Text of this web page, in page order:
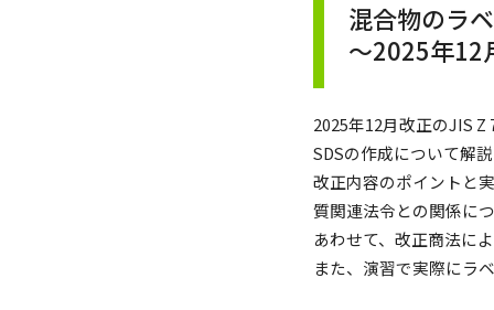
混合物のラ
～2025年12
2025年12月改正のJIS
SDSの作成について解
改正内容のポイントと
質関連法令との関係に
あわせて、改正商法に
また、演習で実際にラ